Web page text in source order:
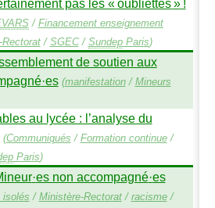
pas les «oubliettes» !
/ Financement enseignement
/ SGEC/ SundepParis)
de soutien aux
·es (manifestation/ Mineurs
au lycée : l’analyse du
(Communiqués / Formation continue/
Paris)
·es non accompagné·es
isolés / Ministère-Rectorat/ racisme/